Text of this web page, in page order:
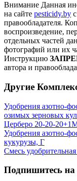
Внимание Данная
на сайте pesticidy.by
правообладателя.
воспроизведение,
отдельных частей
фотографий или их
Инструкцию
автора и
Другие
Удобрения азотно-
озимых зерновых
Церберо 20-20-
Удобрения азотно-
кукурузы, Г
Смесь
Подпишитесь